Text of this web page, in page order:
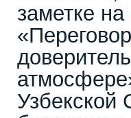
заметке
Узбекской